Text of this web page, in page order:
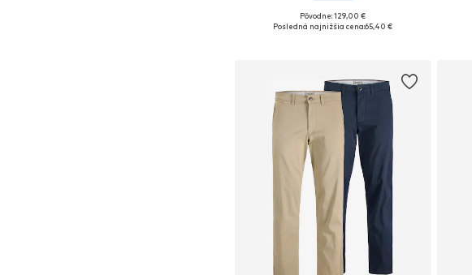
Dostupné v mnohých veľkostiach
Pôvodne: 129,00 €
Posledná najnižšia cena:65,40 €